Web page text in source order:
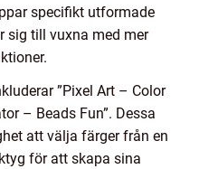
specifikt utformade
sig till vuxna med mer
”Pixel Art – Color
– Beads Fun”. Dessa
att välja färger från en
för att skapa sina